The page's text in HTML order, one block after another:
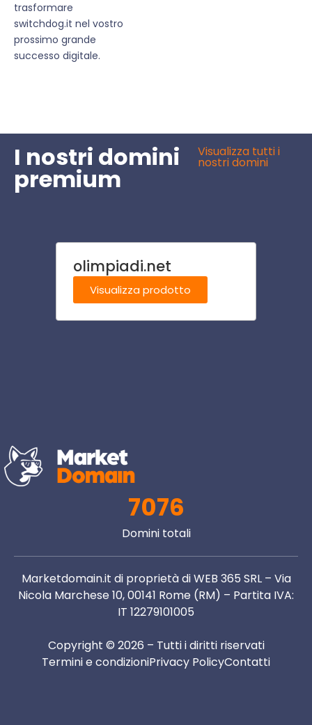
trasformare
switchdog.it nel vostro
prossimo grande
successo digitale.
I nostri domini
premium
Visualizza tutti i
nostri domini
olimpiadi.net
Visualizza prodotto
7076
Domini totali
Marketdomain.it di proprietà di WEB 365 SRL – Via
Nicola Marchese 10, 00141 Rome (RM) – Partita IVA:
IT 12279101005
Copyright © 2026 – Tutti i diritti riservati
Termini e condizioniPrivacy PolicyContatti